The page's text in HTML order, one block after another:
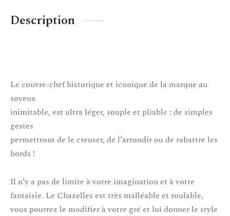
Description
Le couvre-chef historique et iconique de la marque au
soyeux
inimitable, est ultra léger, souple et pliable : de simples
gestes
permettront de le creuser, de l’arrondir ou de rabattre les
bords !
Il n’y a pas de limite à votre imagination et à votre
fantaisie. Le Chazelles est très malléable et roulable,
vous pourrez le modifier à votre gré et lui donner le style